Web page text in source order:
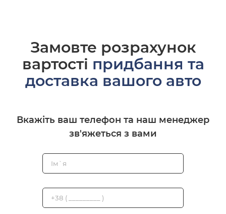
Замовте розрахунок
вартості придбання та
доставка вашого авто
Вкажіть ваш телефон та наш менеджер
зв'яжеться з вами